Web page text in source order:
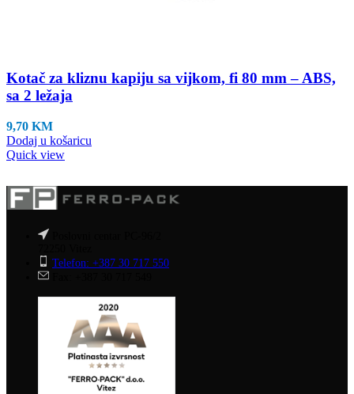
Kotač za kliznu kapiju sa vijkom, fi 80 mm – ABS,
sa 2 ležaja
9,70 KM
Dodaj u košaricu
Quick view
Telefon: +387 30 717 550